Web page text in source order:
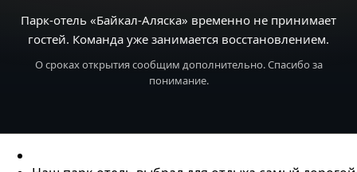
Парк-отель «Байкал-Аляска» временно не принимает
гостей. Команда уже занимается восстановлением.
О сроках открытия сообщим дополнительно. Спасибо за
понимание.